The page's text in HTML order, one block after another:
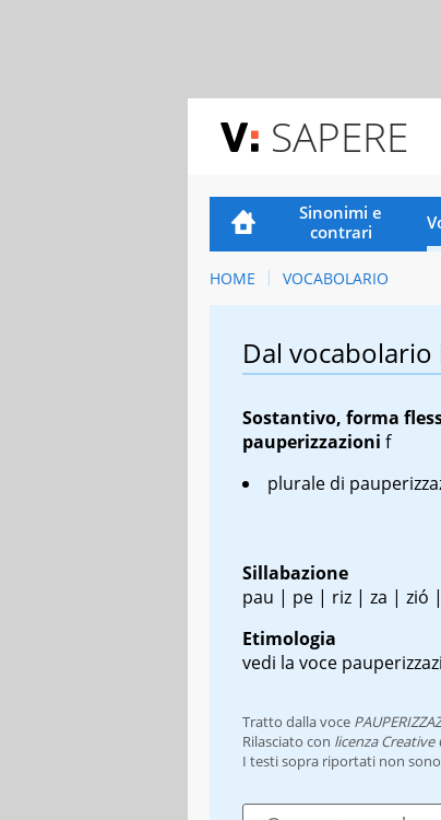
SAPERE
Sinonimi e
contrari
HOME VOCABOLARIO
Dal vocabolario
Sostantivo, forma
pauperizzazioni f
plurale di
Sillabazione
pau | pe | riz | za | zió
Etimologia
vedi la voce
Tratto dalla voce
Rilasciato con licenza
I testi sopra riportati non